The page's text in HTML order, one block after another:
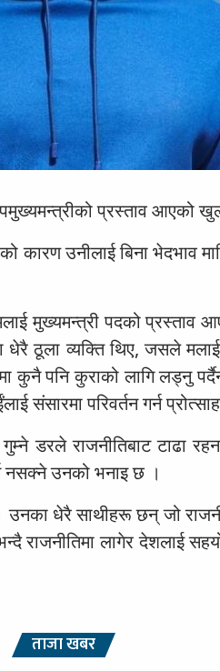
प्रस्ताव आएको
उनीलाई बिना भेदभाव
मुख्यमन्त्री पदको प्रस्ताव
ठूला व्यक्ति थिए, जसले
कुनै पनि कुराको लागि लड्नु
संसारमा परिवर्तन गर्न
डरले राजनीतिबाट टाढा
नसक्ने उनको भनाइ छ ।
धेरै साथीहरू छन् जो
राजनीतिमा लागेर देशलाई
ताजा खबर